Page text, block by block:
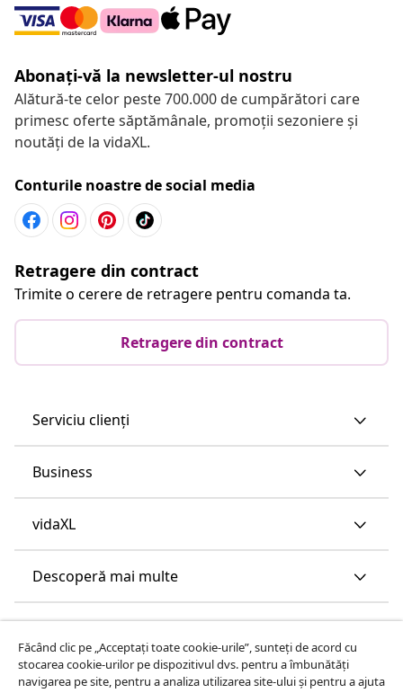
Abonați-vă la newsletter-ul nostru
Alătură-te celor peste 700.000 de cumpărători care
primesc oferte săptămânale, promoții sezoniere și
noutăți de la vidaXL.
Conturile noastre de social media
Retragere din contract
Trimite o cerere de retragere pentru comanda ta.
Retragere din contract
Serviciu clienți
Business
vidaXL
Descoperă mai multe
Făcând clic pe „Acceptați toate cookie-urile”, sunteți de acord cu
stocarea cookie-urilor pe dispozitivul dvs. pentru a îmbunătăți
navigarea pe site, pentru a analiza utilizarea site-ului și pentru a ajuta